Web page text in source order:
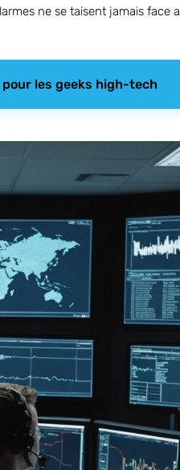
ne se taisent jamais face
les geeks high-tech